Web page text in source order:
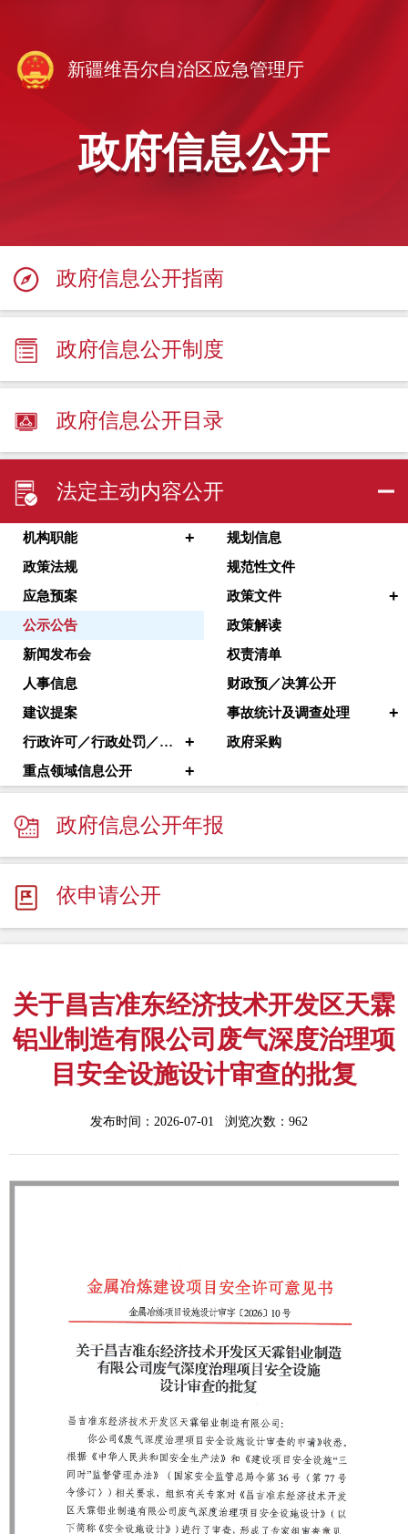
新疆维吾尔自治区应急管理厅
政府信息公开
政府信息公开指南
政府信息公开制度
政府信息公开目录
法定主动内容公开
机构职能 +
规划信息
政策法规
规范性文件
应急预案
政策文件 +
公示公告
政策解读
新闻发布会
权责清单
人事信息
财政预／决算公开
建议提案
事故统计及调查处理 +
行政许可／行政处罚／其他对外管理服务 +
政府采购
重点领域信息公开
+
政府信息公开年报
依申请公开
关于昌吉准东经济技术开发区天霖
铝业制造有限公司废气深度治理项
目安全设施设计审查的批复
发布时间：2026-07-01 浏览次数： 962